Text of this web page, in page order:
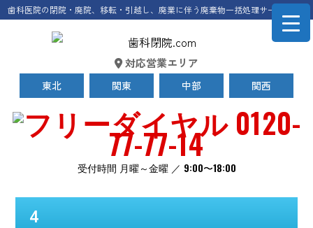
歯科医院の閉院・廃院、移転・引越し、廃業に伴う廃棄物一括処理サービス
対応営業エリア
東北 関東 中部 関西
0120-
77-77-14
受付時間 月曜～金曜 ／ 9:00〜18:00
4